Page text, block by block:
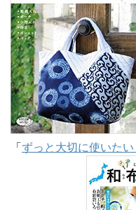
「 ずっと大切に使いた